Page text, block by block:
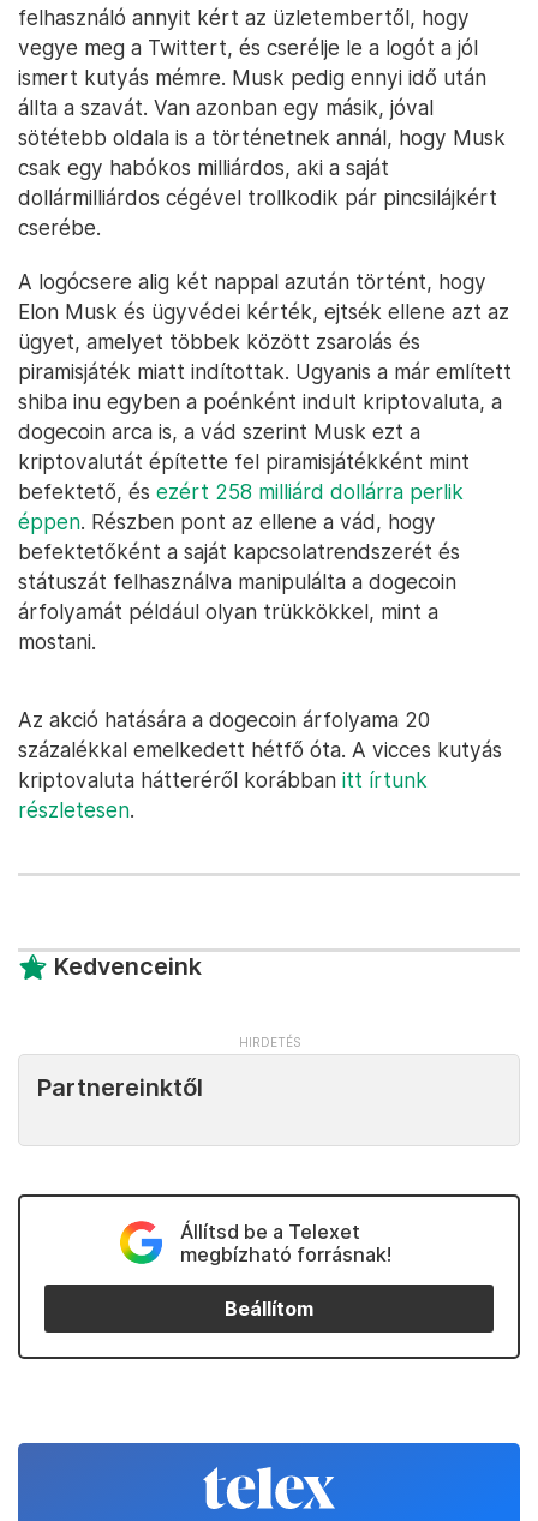
felhasználó annyit kért az üzletembertől, hogy
vegye meg a Twittert, és cserélje le a logót a jól
ismert kutyás mémre. Musk pedig ennyi idő után
állta a szavát. Van azonban egy másik, jóval
sötétebb oldala is a történetnek annál, hogy Musk
csak egy habókos milliárdos, aki a saját
dollármilliárdos cégével trollkodik pár pincsilájkért
cserébe.
A logócsere alig két nappal azután történt, hogy
Elon Musk és ügyvédei kérték, ejtsék ellene azt az
ügyet, amelyet többek között zsarolás és
piramisjáték miatt indítottak. Ugyanis a már említett
shiba inu egyben a poénként indult kriptovaluta, a
dogecoin arca is, a vád szerint Musk ezt a
kriptovalutát építette fel piramisjátékként mint
befektető, és ezért 258 milliárd dollárra perlik
éppen. Részben pont az ellene a vád, hogy
befektetőként a saját kapcsolatrendszerét és
státuszát felhasználva manipulálta a dogecoin
árfolyamát például olyan trükkökkel, mint a
mostani.
Az akció hatására a dogecoin árfolyama 20
százalékkal emelkedett hétfő óta. A vicces kutyás
kriptovaluta hátteréről korábban itt írtunk
részletesen.
Kedvenceink
Partnereinktől
Állítsd be a Telexet
megbízható forrásnak!
Beállítom